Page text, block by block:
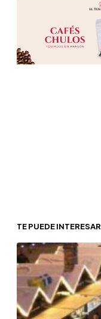
TE PUEDE INTERESAR